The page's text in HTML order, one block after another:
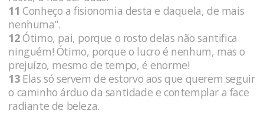
11 Conheço a fisionomia desta e daquela, de mais
nenhuma”.
12Ótimo, pai, porque o rosto delas não santifica
ninguém! Ótimo, porque o lucro é nenhum, mas o
prejuízo, mesmo de tempo, é enorme!
13Elas só servem de estorvo aos que querem seguir
o caminho árduo da santidade e contemplar a face
radiante de beleza.